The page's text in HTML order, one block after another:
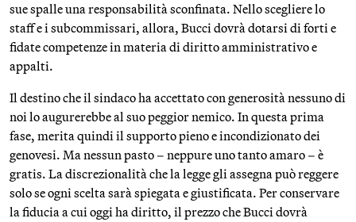
sue spalle una responsabilità sconfinata. Nello scegliere lo
staff e i subcommissari, allora, Bucci dovrà dotarsi di forti e
fidate competenze in materia di diritto amministrativo e
appalti.
Il destino che il sindaco ha accettato con generosità nessuno di
noi lo augurerebbe al suo peggior nemico. In questa prima
fase, merita quindi il supporto pieno e incondizionato dei
genovesi. Ma nessun pasto – neppure uno tanto amaro – è
gratis. La discrezionalità che la legge gli assegna può reggere
solo se ogni scelta sarà spiegata e giustificata. Per conservare
la fiducia a cui oggi ha diritto, il prezzo che Bucci dovrà